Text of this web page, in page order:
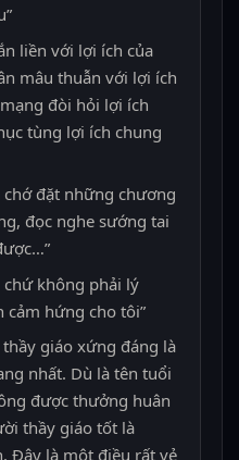
liền với lợi ích của
mâu thuẫn với lợi ích
đòi hỏi lợi ích
tùng lợi ích chung
chớ đặt những chương
đọc nghe sướng tai
chứ không phải lý
cảm hứng cho tôi”
giáo xứng đáng là
nhất. Dù là tên tuổi
được thưởng huân
thầy giáo tốt là
Đây là một điều rất vẻ